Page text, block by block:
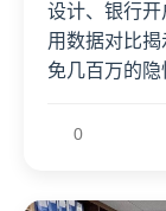
设计、银行开
用数据对比
免几百万的隐
0